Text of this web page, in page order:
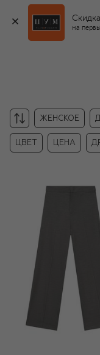
на
ЖЕНСКОЕ
ЦВЕТ ЦЕНА